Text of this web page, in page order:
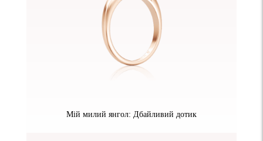
Мій милий янгол: Дбайливий дотик